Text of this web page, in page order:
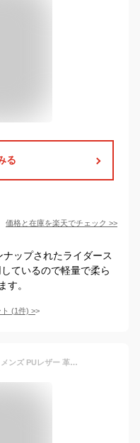
る
価格と在庫を楽天でチェック >>
ップされたライダース
ているので軽量で柔ら
す。
(1件) >
[MMTYRM] ライダースジャケット メンズ PUレザー 革ジャン ジップアップ ブルゾンジャケット ゆったり コート 防風 アウター おしゃれ レザージャケット ゆったり 秋冬 ブラウン-XXL